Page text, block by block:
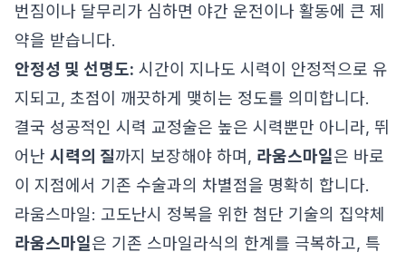
번짐이나 달무리가 심하면 야간 운전이나 활동에 큰 제
약을 받습니다.
안정성 및 선명도: 시간이 지나도 시력이 안정적으로 유
지되고, 초점이 깨끗하게 맺히는 정도를 의미합니다.
결국 성공적인 시력 교정술은 높은 시력뿐만 아니라, 뛰
어난 시력의 질까지 보장해야 하며, 라움스마일은 바로
이 지점에서 기존 수술과의 차별점을 명확히 합니다.
라움스마일: 고도난시 정복을 위한 첨단 기술의 집약체
라움스마일은 기존 스마일라식의 한계를 극복하고, 특